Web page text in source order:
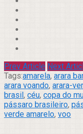
Prev Article Next
Tags:amarela, arara
arara voando, arara-
brasil, céu, copa do
pássaro brasileiro,
verde amarelo, voo